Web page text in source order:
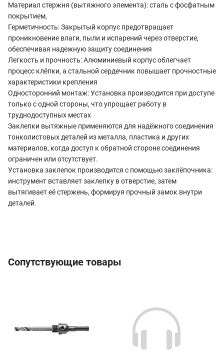
Материал стержня (вытяжного элемента): сталь с фосфатным
покрытием,
Герметичность: Закрытый корпус предотвращает
проникновение влаги, пыли и испарений через отверстие,
обеспечивая надежную защиту соединения
Легкость и прочность: Алюминиевый корпус облегчает
процесс клёпки, а стальной сердечник повышает прочностные
характеристики крепления
Односторонний монтаж: Установка производится при доступе
только с одной стороны, что упрощает работу в
труднодоступных местах
Заклепки вытяжные применяются для надёжного соединения
тонколистовых деталей из металла, пластика и других
материалов, когда доступ к обратной стороне соединения
ограничен или отсутствует.
Установка заклепок производится с помощью заклёпочника:
инструмент вставляет заклепку в отверстие, затем
вытягивает её стержень, формируя прочный замок внутри
деталей.
Сопутствующие товары